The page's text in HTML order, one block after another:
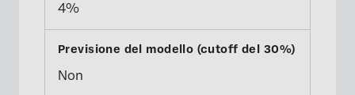
4%
Non